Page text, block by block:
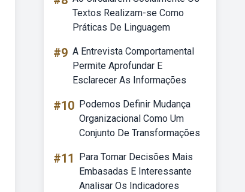
Textos Realizam-se Como
Práticas De Linguagem
#9 A Entrevista Comportamental
Permite Aprofundar E
Esclarecer As Informações
#10 Podemos Definir Mudança
Organizacional Como Um
Conjunto De Transformações
#11
Para Tomar Decisões Mais
Embasadas E Interessante
Analisar Os Indicadores